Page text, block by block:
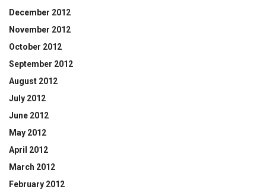
December 2012
November 2012
October 2012
September 2012
August 2012
July 2012
June 2012
May 2012
April 2012
March 2012
February 2012